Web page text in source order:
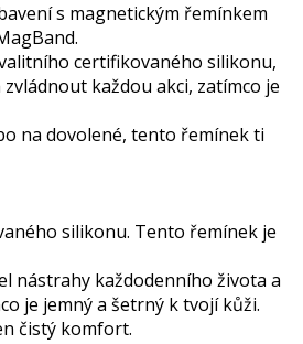
s magnetickým řemínkem
certifikovaného silikonu,
každou akci, zatímco je
na dovolené, tento řemínek ti
silikonu. Tento řemínek je
nástrahy každodenního života a
je jemný a šetrný k tvojí kůži.
čistý komfort.